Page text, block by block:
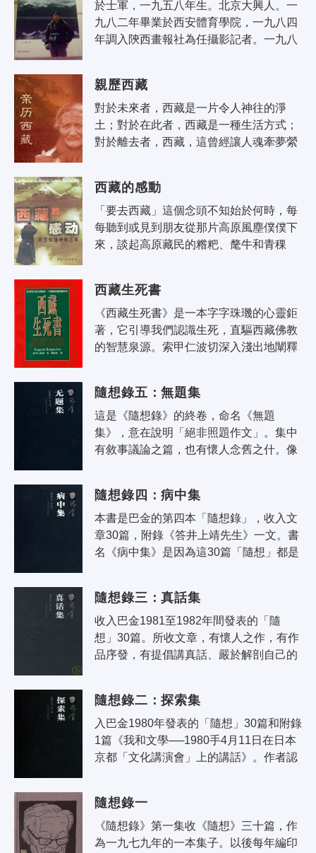
於士軍，一九五八年生。北京大興人。一
九八二年畢業於西安體育學院，一九八四
年調入陝西畫報社為任攝影記者。一九八
親歷西藏
對於未來者，西藏是一片令人神往的淨
土；對於在此者，西藏是一種生活方式；
對於離去者，西藏，這曾經讓人魂牽夢縈
我..
西藏的感動
「要去西藏」這個念頭不知始於何時，每
每聽到或見到朋友從那片高原風塵僕僕下
來，談起高原藏民的糌粑、氂牛和青稞
得..
西藏生死書
《西藏生死書》是一本字字珠璣的心靈鉅
著，它引導我們認識生死，直驅西藏佛教
的智慧泉源。索甲仁波切深入淺出地闡釋
隨想錄五：無題集
這是《隨想錄》的終卷，命名《無題
集》，意在說明「絕非照題作文」。集中
有敘事議論之篇，也有懷人念舊之什。像
去，..
隨想錄四：病中集
本書是巴金的第四本「隨想錄」，收入文
章30篇，附錄《答井上靖先生》一文。書
名《病中集》是因為這30篇「隨想」都是
隨想錄三：真話集
收入巴金1981至1982年間發表的「隨
想」30篇。所收文章，有懷人之作，有作
品序發，有提倡講真話、嚴於解剖自己的
再..
隨想錄二：探索集
入巴金1980年發表的「隨想」30篇和附錄
1篇《我和文學──1980手4月11日在日本
京都「文化講演會」上的講話》。作者認
文..
隨想錄一
《隨想錄》第一集收《隨想》三十篇，作
為一九七九年的一本集子。以後每年編印